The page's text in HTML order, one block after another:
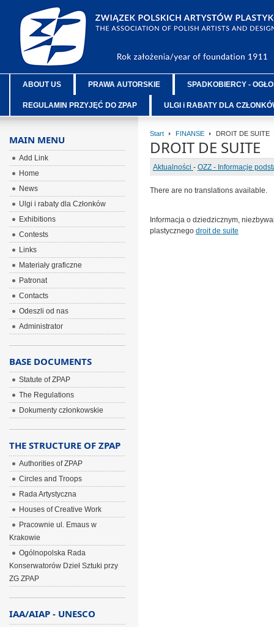
ABOUT US PRAWA AUTORSKIE SPADKOBIERCY -
REGULAMIN PRZYJĘĆ DO ZPAP ULGI i RABATY DLA
Start FINANSE DROIT DE SUITE
DROIT DE SUITE
Aktualności - OZZ - Informacje
There are no translations available.
Informacja o dziedzicznym,
plastycznego droit de suite
MAIN MENU
Add Link
Home
News
Ulgi i rabaty dla Członków
Exhibitions
Contests
Links
Materiały graficzne
Patronat
Contacts
Odeszli od nas
Administrator
BASE DOCUMENTS
Statute of ZPAP
The Regulations
Dokumenty członkowskie
THE STRUCTURE OF ZPAP
Authorities of ZPAP
Circles and Troops
Rada Artystyczna
Houses of Creative Work
Pracownie ul. Emaus w
Krakowie
Ogólnopolska Rada
Konserwatorów Dzieł Sztuki przy
ZG ZPAP
IAA/AIAP - UNESCO